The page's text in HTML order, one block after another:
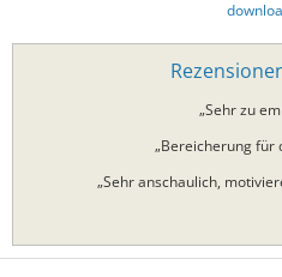
„Sehr zu
„Bereicherung für
„Sehr anschaulich,